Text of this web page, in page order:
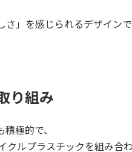
さ」を感じられるデザイン
り組み
極的で、
クルプラスチックを組み合